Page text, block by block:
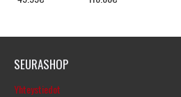
SEURASHOP
Yhteystiedot